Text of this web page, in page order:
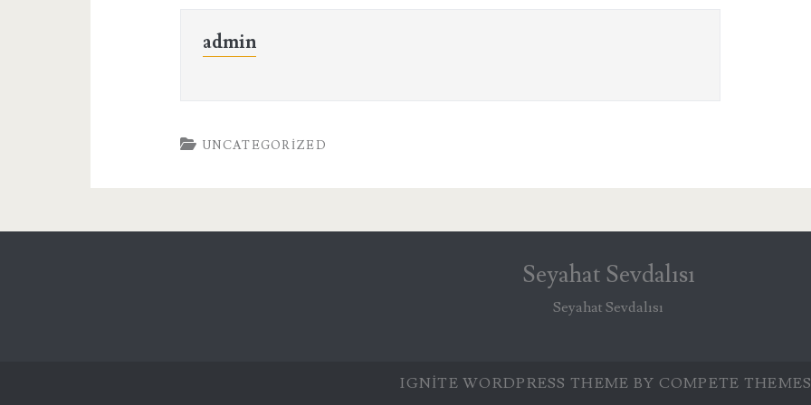
admin
UNCATEGORIZED
Seyahat Sevdalısı
Seyahat Sevdalısı
IGNITE WORDPRESS THEME BY COMPETE